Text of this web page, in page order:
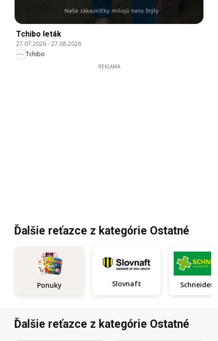
Tchibo leták
27.07.2026-27.08.2026
Tchibo
REKLAMA
Ďalšie reťazce z kategórie Ostatné
Ponuky Slovnaft
Ďalšie reťazce z kategórie Ostatné